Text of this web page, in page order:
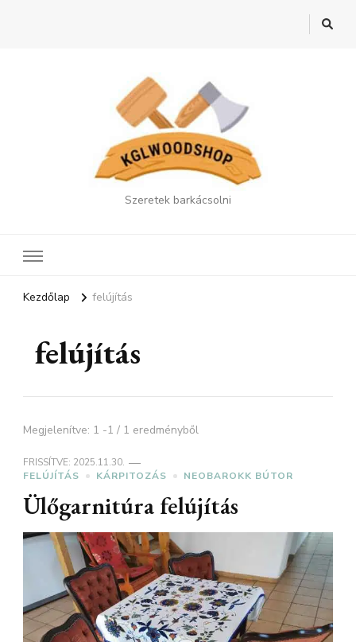
Szeretek barkácsolni
Kezdőlap felújítás
felújítás
Megjelenítve: 1 -1 / 1 eredményből
FRISSÍTVE: 2025.11.30.
FELÚJÍTÁS
KÁRPITOZÁS NEOBAROKK BÚTOR
Ülőgarnitúra felújítás